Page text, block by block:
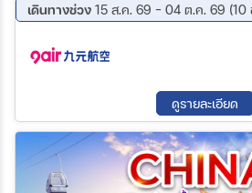
เดินทางช่วง 15 ส.ค. 69 - 04 ต.ค. 69 (10
19
23 ส.ค. 69 - 26 ส.ค. 69
30
08
26 ก
04 ต
ดูรายละเอียด